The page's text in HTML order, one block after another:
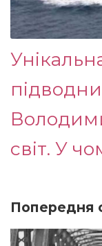
світ. У
Попередня